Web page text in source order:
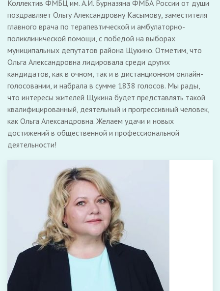
Коллектив ФМБЦ им. А.И. Бурназяна ФМБА России от души
поздравляет Ольгу Александровну Касымову, заместителя
главного врача по терапевтической и амбулаторно-
поликлинической помощи, с победой на выборах
муниципальных депутатов района Щукино. Отметим, что
Ольга Александровна лидировала среди других
кандидатов, как в очном, так и в дистанционном онлайн-
голосовании, и набрала в сумме 1838 голосов. Мы рады,
что интересы жителей Щукина будет представлять такой
квалифицированный, деятельный и прогрессивный человек,
как Ольга Александровна. Желаем удачи и новых
достижений в общественной и профессиональной
деятельности!